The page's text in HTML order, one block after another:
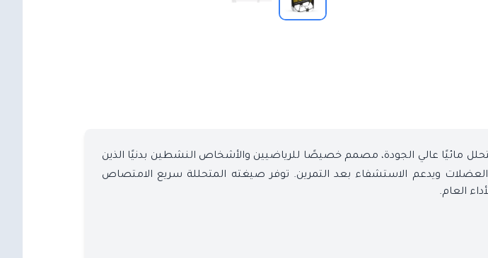
مائيًا عالي الجودة، مصمم خصيصًا للرياضيين والأشخاص النشطين بدنيًا الذين
العضلات ويدعم الاستشفاء بعد التمرين. توفر صيغته المتحللة سريع الامتصاص
العام.